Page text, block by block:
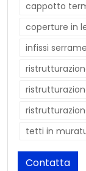
cappotto
coperture in
infissi
tetti in
Contatta